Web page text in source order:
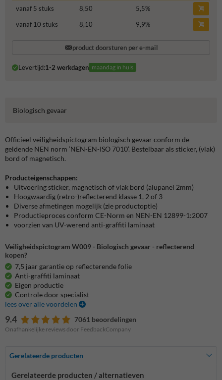
vanaf 5 stuks
8,50 5,5%
vanaf 10 stuks
8,10 9,9%
product doorsturen per e-mail
Levertijd:1-2 werkdagen maandag in huis
Biologisch gevaar
Officieel veiligheidspictogram biologisch gevaar conform de
geldende NEN norm ‘NEN-EN-ISO 7010’. Bestelbaar als sticker, (vlak)
bord of magnetisch.
Producteigenschappen:
Uitvoering sticker, magnetisch of vlak bord (alupanel 2mm)
Hoogwaardig (retro-)reflecterend klasse 1, 2 of 3
Diverse afmetingen mogelijk (zie productoptie)
Productieproces conform CE-Norm en NEN-EN 12899-1:2007
voorzien van UV-werend anti-graffiti laminaat
Veiligheidspictogram W009 - Biologisch gevaar - reflecterend
kopen?
7,5 jaar garantie op reflecterende folie
Anti-graffiti laminaat
Eigen productie
Controle door specialist
lees over alle voordelen
9.4 7061 beoordelingen
Onafhankelijke reviews door FeedbackCompany
Gerelateerde producten
Gerelateerde producten / alternatieven